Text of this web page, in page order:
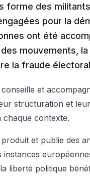
forme des
pour la
ont été
mouvements,
la fraude
et
structuration et
chaque contexte.
et publie des
instances
liberté politique